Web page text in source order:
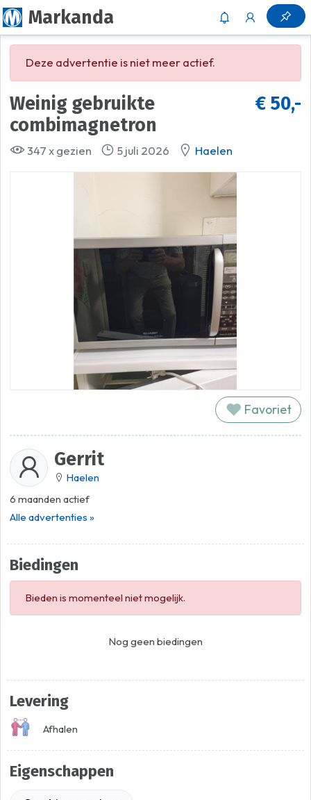
Markanda
Deze advertentie is niet meer actief.
€ 50,-
Weinig gebruikte
combimagnetron
347 x gezien 5 juli 2026 Haelen
Favoriet
Gerrit
Haelen
6 maanden actief
Alle advertenties »
Biedingen
Bieden is momenteel niet mogelijk.
Nog geen biedingen
Levering
Afhalen
Eigenschappen